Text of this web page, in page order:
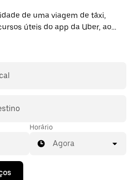
de uma viagem de táxi,
úteis do app da Uber, ao
Planaltina. Você pode solicitar
Peça uma viagem
Horário
Agora